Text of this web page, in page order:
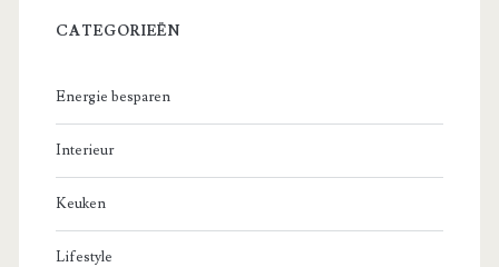
CATEGORIEËN
Energie besparen
Interieur
Keuken
Lifestyle